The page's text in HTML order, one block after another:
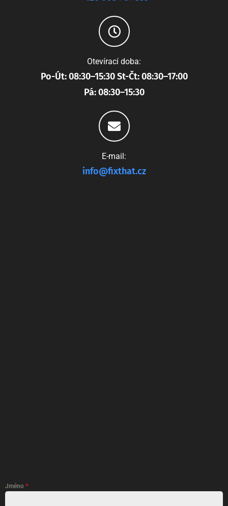
Otevírací doba:
Po-Út: 08:30–15:30 St-Čt: 08:30–17:00
Pá: 08:30–15:30
E-mail:
info@fixthat.cz
Jméno *